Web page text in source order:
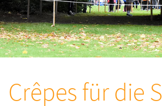
Crêpes für die